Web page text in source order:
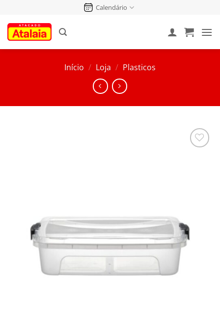
conteúdo
Calendário
Início / Loja / Plasticos